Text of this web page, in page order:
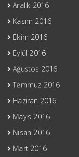
Aralık 2016
Kasım 2016
Ekim 2016
Eylül 2016
Ağustos 2016
Temmuz 2016
Haziran 2016
Mayıs 2016
Nisan 2016
Mart 2016